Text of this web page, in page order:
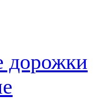
дорожки